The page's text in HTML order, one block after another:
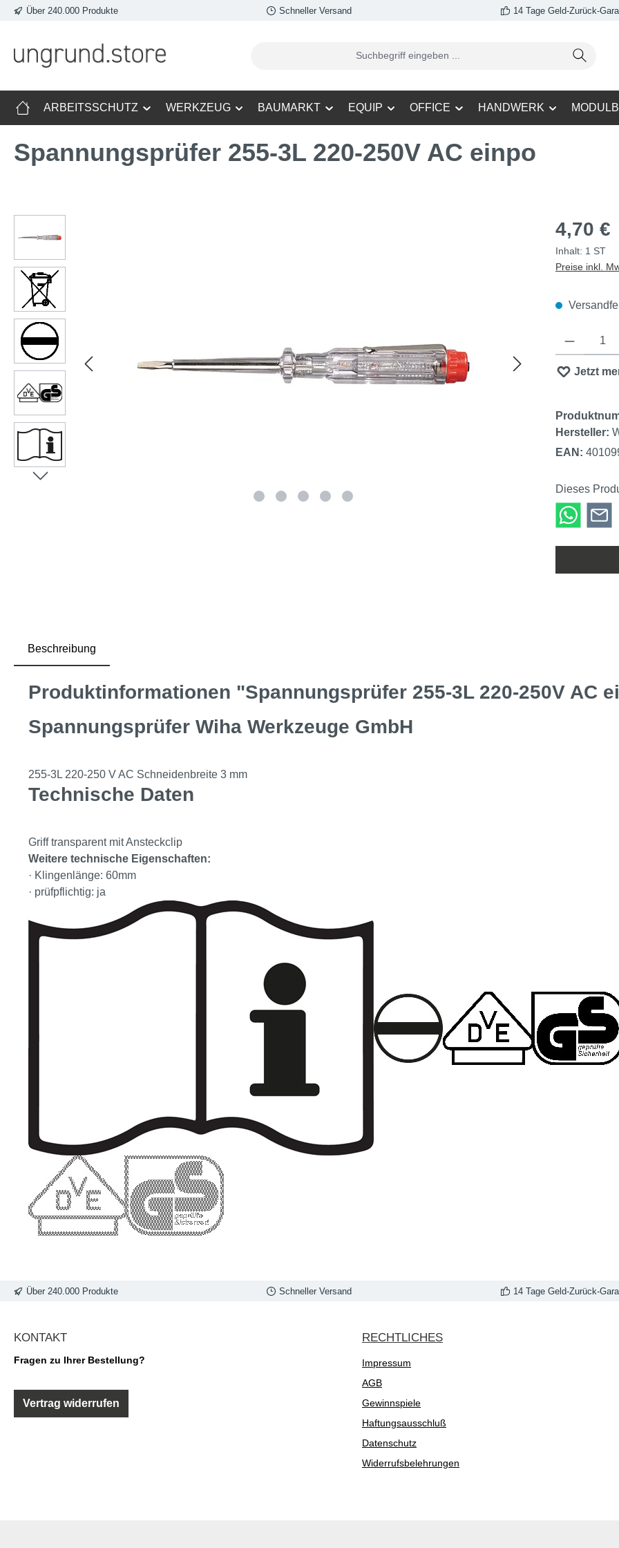
Hauptinhalt springen
Zur Suche springen
Zur Hauptnavigation springen
Über 240.000 Produkte Schneller Versand 14 Tage Geld-Zurück-
ARBEITSSCHUTZ WERKZEUG BAUMARKT EQUIP OFFICE HANDWERK
Spannungsprüfer 255-3L 220-250V AC einpo
4,70 €
Inhalt: 1 ST
Preise inkl.
Produkt
Jetzt
Hersteller:
EAN:
Dieses
Beschreibung
Produktinformationen "Spannungsprüfer 255-3L 220-250V AC
Spannungsprüfer Wiha Werkzeuge GmbH
255-3L 220-250 V AC Schneidenbreite 3 mm
Technische Daten
Griff transparent mit Ansteckclip
Weitere technische Eigenschaften:
· Klingenlänge: 60mm
· prüfpflichtig: ja
Über 240.000 Produkte Schneller Versand 14 Tage Geld-Zurück-
KONTAKT
Fragen zu Ihrer Bestellung?
Vertrag widerrufen
RECHTLICHES
Impressum
AGB
Gewinnspiele
Haftungsausschluß
Datenschutz
Widerrufsbelehrungen